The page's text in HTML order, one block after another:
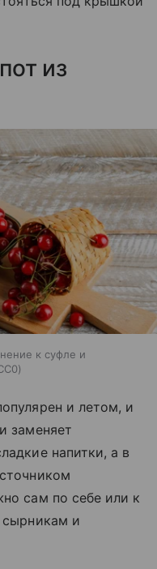
из
к суфле и
и летом, и
заменяет
напитки, а в
сам по себе или к
сырникам и